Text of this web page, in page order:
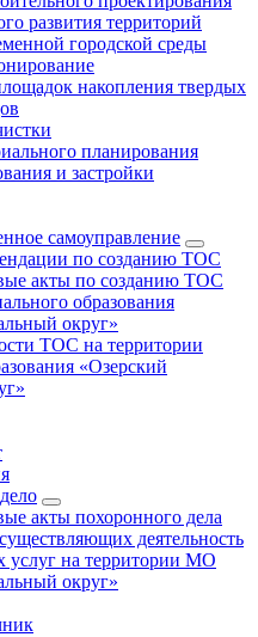
развития территорий
городской среды
накопления твердых
планирования
и застройки
самоуправление
по созданию ТОС
акты по созданию ТОС
образования
округ»
ТОС на территории
«Озерский
акты похоронного дела
деятельность
услуг на территории МО
округ»